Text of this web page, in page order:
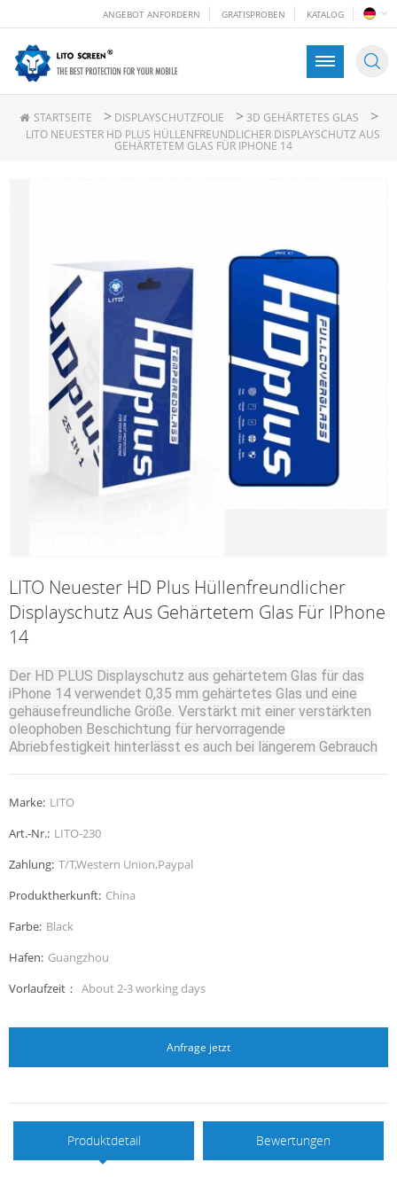
ANGEBOT ANFORDERN GRATISPROBEN KATALOG
STARTSEITE > DISPLAYSCHUTZFOLIE > 3D GEHÄRTETES GLAS >
LITO NEUESTER HD PLUS HÜLLENFREUNDLICHER DISPLAYSCHUTZ AUS
GEHÄRTETEM GLAS FÜR IPHONE 14
LITO Neuester HD Plus Hüllenfreundlicher
Displayschutz Aus Gehärtetem Glas Für IPhone
14
Der HD PLUS Displayschutz aus gehärtetem Glas für das
iPhone 14 verwendet 0,35 mm gehärtetes Glas und eine
gehäusefreundliche Größe. Verstärkt mit einer verstärkten
oleophoben Beschichtung für hervorragende
Abriebfestigkeit hinterlässt es auch bei längerem Gebrauch
helfen, jedes Mal mehr Produkte zu verkaufen und
Marke: LITO
Art.-Nr.: LITO-230
Zahlung: T/T,Western Union,Paypal
Produktherkunft: China
Farbe: Black
Hafen: Guangzhou
Vorlaufzeit： About 2-3 working days
Anfrage jetzt
Produktdetail Bewertungen